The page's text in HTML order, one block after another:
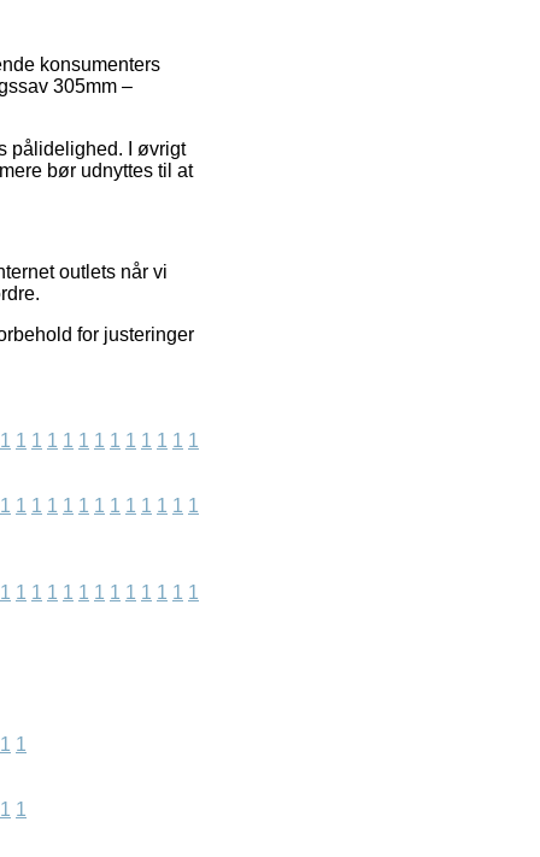
konsumenters
305mm –
pålidelighed. I øvrigt
bør udnyttes til at
outlets når vi
for justeringer
1 1 1 1 1 1 1 1 1 1 1 1 1
1 1 1 1 1 1 1 1 1 1 1 1 1
1 1 1 1 1 1 1 1 1 1 1 1 1
1 1
1 1